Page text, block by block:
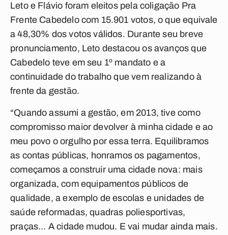
Leto e Flávio foram eleitos pela coligação Pra
Frente Cabedelo com 15.901 votos, o que equivale
a 48,30% dos votos válidos. Durante seu breve
pronunciamento, Leto destacou os avanços que
Cabedelo teve em seu 1º mandato e a
continuidade do trabalho que vem realizando à
frente da gestão.
“Quando assumi a gestão, em 2013, tive como
compromisso maior devolver à minha cidade e ao
meu povo o orgulho por essa terra. Equilibramos
as contas públicas, honramos os pagamentos,
começamos a construir uma cidade nova: mais
organizada, com equipamentos públicos de
qualidade, a exemplo de escolas e unidades de
saúde reformadas, quadras poliesportivas,
praças... A cidade mudou. E vai mudar ainda mais.